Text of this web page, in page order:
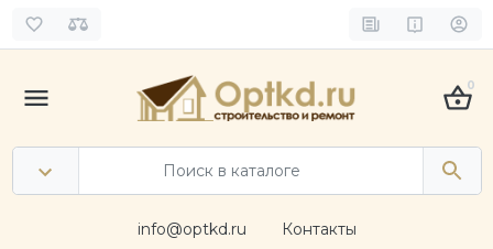
0
info@optkd.ru Контакты